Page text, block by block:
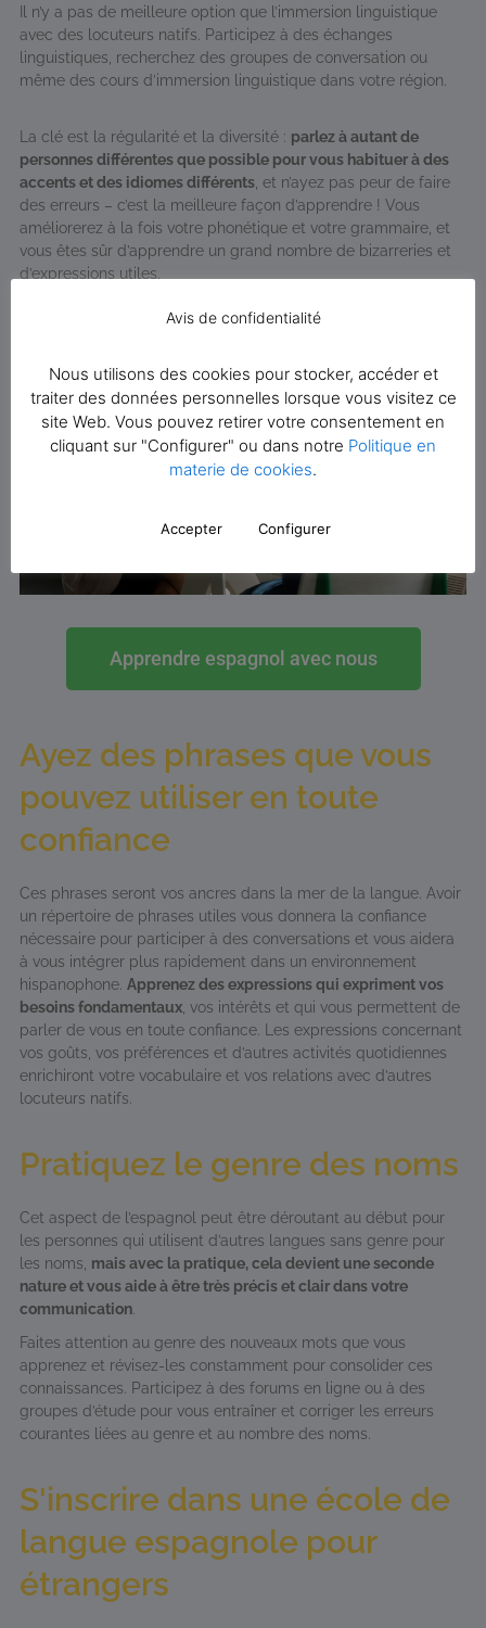
Il n’y a pas de meilleure option que l’immersion linguistique
avec des locuteurs natifs. Participez à des échanges
linguistiques, recherchez des groupes de conversation ou
même des cours d’immersion linguistique dans votre région.
La clé est la régularité et la diversité : parlez à autant de
personnes différentes que possible pour vous habituer à des
accents et des idiomes différents, et n’ayez pas peur de faire
des erreurs – c’est la meilleure façon d’apprendre ! Vous
améliorerez à la fois votre phonétique et votre grammaire, et
vous êtes sûr d’apprendre un grand nombre de bizarreries et
d’expressions utiles.
Apprendre espagnol avec nous
Ayez des phrases que vous
pouvez utiliser en toute
confiance
Ces phrases seront vos ancres dans la mer de la langue. Avoir
un répertoire de phrases utiles vous donnera la confiance
nécessaire pour participer à des conversations et vous aidera
à vous intégrer plus rapidement dans un environnement
hispanophone. Apprenez des expressions qui expriment vos
besoins fondamentaux, vos intérêts et qui vous permettent de
parler de vous en toute confiance. Les expressions concernant
vos goûts, vos préférences et d’autres activités quotidiennes
enrichiront votre vocabulaire et vos relations avec d’autres
locuteurs natifs.
Pratiquez le genre des noms
Cet aspect de l’espagnol peut être déroutant au début pour
les personnes qui utilisent d’autres langues sans genre pour
les noms, mais avec la pratique, cela devient une seconde
nature et vous aide à être très précis et clair dans votre
communication.
Faites attention au genre des nouveaux mots que vous
apprenez et révisez-les constamment pour consolider ces
connaissances. Participez à des forums en ligne ou à des
groupes d’étude pour vous entraîner et corriger les erreurs
courantes liées au genre et au nombre des noms.
S'inscrire dans une école de
langue espagnole pour
étrangers
Avis de confidentialité
Nous utilisons des cookies pour stocker, accéder et
traiter des données personnelles lorsque vous visitez ce
site Web. Vous pouvez retirer votre consentement en
cliquant sur "Configurer" ou dans notre Politique en
materie de cookies.
Accepter Configurer